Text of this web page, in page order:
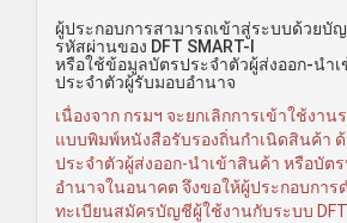
ผู้ประกอบการสามารถเข้าสู่ระบบด้วยบั
รหัสผ่านของ DFT SMART-I
หรือใช้ข้อมูลบัตรประจำตัวผู้ส่งออก-นำ
ประจำตัวผู้รับมอบอำนาจ
เนื่องจาก กรมฯ จะยกเลิกการเข้าใช้งา
แบบพิมพ์หนังสือรับรองถิ่นกำเนิดสินค้า
ประจำตัวผู้ส่งออก-นำเข้าสินค้า หรือบัต
อำนาจในอนาคต จึงขอให้ผู้ประกอบการ
ทะเบียนสมัครบัญชีผู้ใช้งานกับระบบ DFT